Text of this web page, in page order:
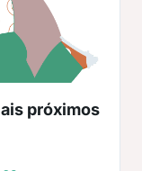
próximos